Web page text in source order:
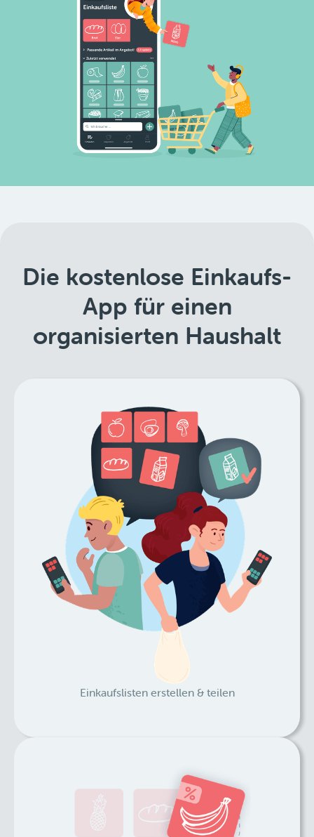
Die kostenlose Einkaufs-
App für einen
organisierten Haushalt
Einkaufslisten erstellen & teilen